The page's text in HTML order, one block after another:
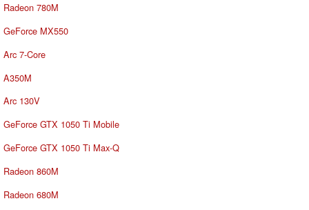
Radeon 780M
GeForce MX550
Arc 7-Core
A350M
Arc 130V
GeForce GTX 1050 Ti Mobile
GeForce GTX 1050 Ti Max-Q
Radeon 860M
Radeon 680M